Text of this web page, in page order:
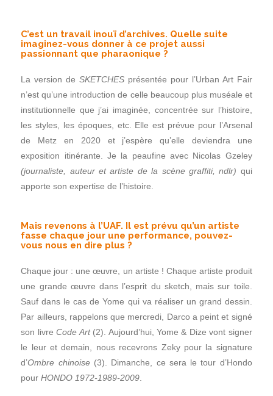
C’est un travail inouï d’archives. Quelle suite
imaginez-vous donner à ce projet aussi
passionnant que pharaonique ?
La version deSKETCHES présentée pour l’Urban Art Fair
n’est qu’une introduction de celle beaucoup plus muséale et
institutionnelle que j’ai imaginée, concentrée sur l’histoire,
les styles, les époques, etc. Elle est prévue pour l’Arsenal
de Metz en 2020 et j’espère qu’elle deviendra une
exposition itinérante. Je la peaufine avec Nicolas Gzeley
(journaliste, auteur et artiste de la scène graffiti, ndlr) qui
apporte son expertise de l’histoire.
Mais revenons à l’UAF. Il est prévu qu’un artiste
fasse chaque jour une performance, pouvez-
vous nous en dire plus ?
Chaque jour : une œuvre, un artiste ! Chaque artiste produit
une grande œuvre dans l’esprit du sketch, mais sur toile.
Sauf dans le cas de Yome qui va réaliser un grand dessin.
Par ailleurs, rappelons que mercredi, Darco a peint et signé
son livreCode Art(2). Aujourd’hui, Yome & Dize vont signer
le leur et demain, nous recevrons Zeky pour la signature
d’Ombre chinoise(3). Dimanche, ce sera le tour d’Hondo
pourHONDO 1972-1989-2009.